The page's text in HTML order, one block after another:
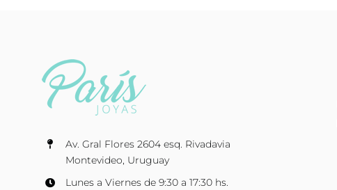
Av. Gral Flores 2604 esq. Rivadavia
Montevideo, Uruguay
Lunes a Viernes de 9:30 a 17:30 hs.